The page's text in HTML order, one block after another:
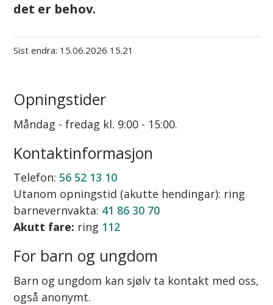
det er behov.
Sist endra 15.06.2026 15.21
Opningstider
Måndag - fredag kl. 9:00 - 15:00.
Kontaktinformasjon
Telefon: 56 52 13 10
Utanom opningstid (akutte hendingar): ring
barnevernvakta: 41 86 30 70
Akutt fare: ring 112
For barn og ungdom
Barn og ungdom kan sjølv ta kontakt med oss,
også anonymt.